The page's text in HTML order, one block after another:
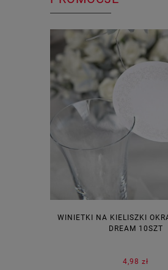
WINIETKI NA KIELISZKI
DREAM 10SZT
4,98 zł